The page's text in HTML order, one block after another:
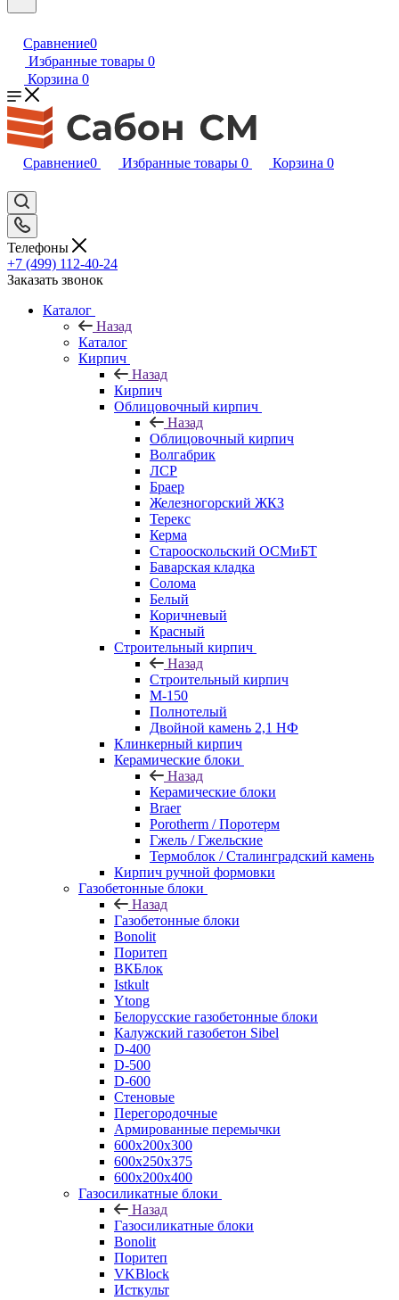
Сравнение0
Избранные товары 0
Корзина 0
Сравнение0 Избранные товары 0 Корзина 0
Телефоны
+7 (499) 112-40-24
Заказать звонок
Каталог
Назад
Каталог
Кирпич
Назад
Кирпич
Облицовочный кирпич
Назад
Облицовочный кирпич
Волгабрик
ЛСР
Браер
Железногорский ЖКЗ
Терекс
Керма
Старооскольский ОСМиБТ
Баварская кладка
Солома
Белый
Коричневый
Красный
Строительный кирпич
Назад
Строительный кирпич
М-150
Полнотелый
Двойной камень 2,1 НФ
Клинкерный кирпич
Керамические блоки
Назад
Керамические блоки
Braer
Porotherm / Поротерм
Гжель / Гжельские
Термоблок / Сталинградский камень
Кирпич ручной формовки
Газобетонные блоки
Назад
Газобетонные блоки
Bonolit
Поритеп
ВКБлок
Istkult
Ytong
Белорусские газобетонные блоки
Калужский газобетон Sibel
D-400
D-500
D-600
Стеновые
Перегородочные
Армированные перемычки
600х200х300
600х250х375
600х200х400
Газосиликатные блоки
Назад
Газосиликатные блоки
Bonolit
Поритеп
VKBlock
Исткульт